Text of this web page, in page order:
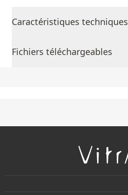
Caractéristiques techniques
Fichiers téléchargeables